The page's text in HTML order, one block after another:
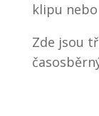
klipu
Zde jsou